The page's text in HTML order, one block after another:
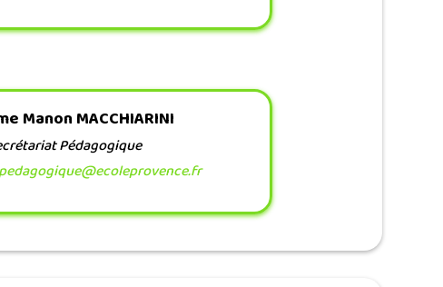
Manon MACCHIARINI
Pédagogique